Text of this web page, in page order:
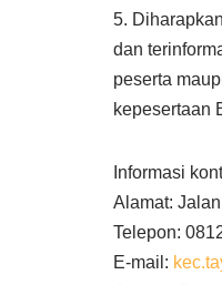
5.
dan
peserta
kepesertaan
Informasi
Alamat:
Telepon:
E-mail: